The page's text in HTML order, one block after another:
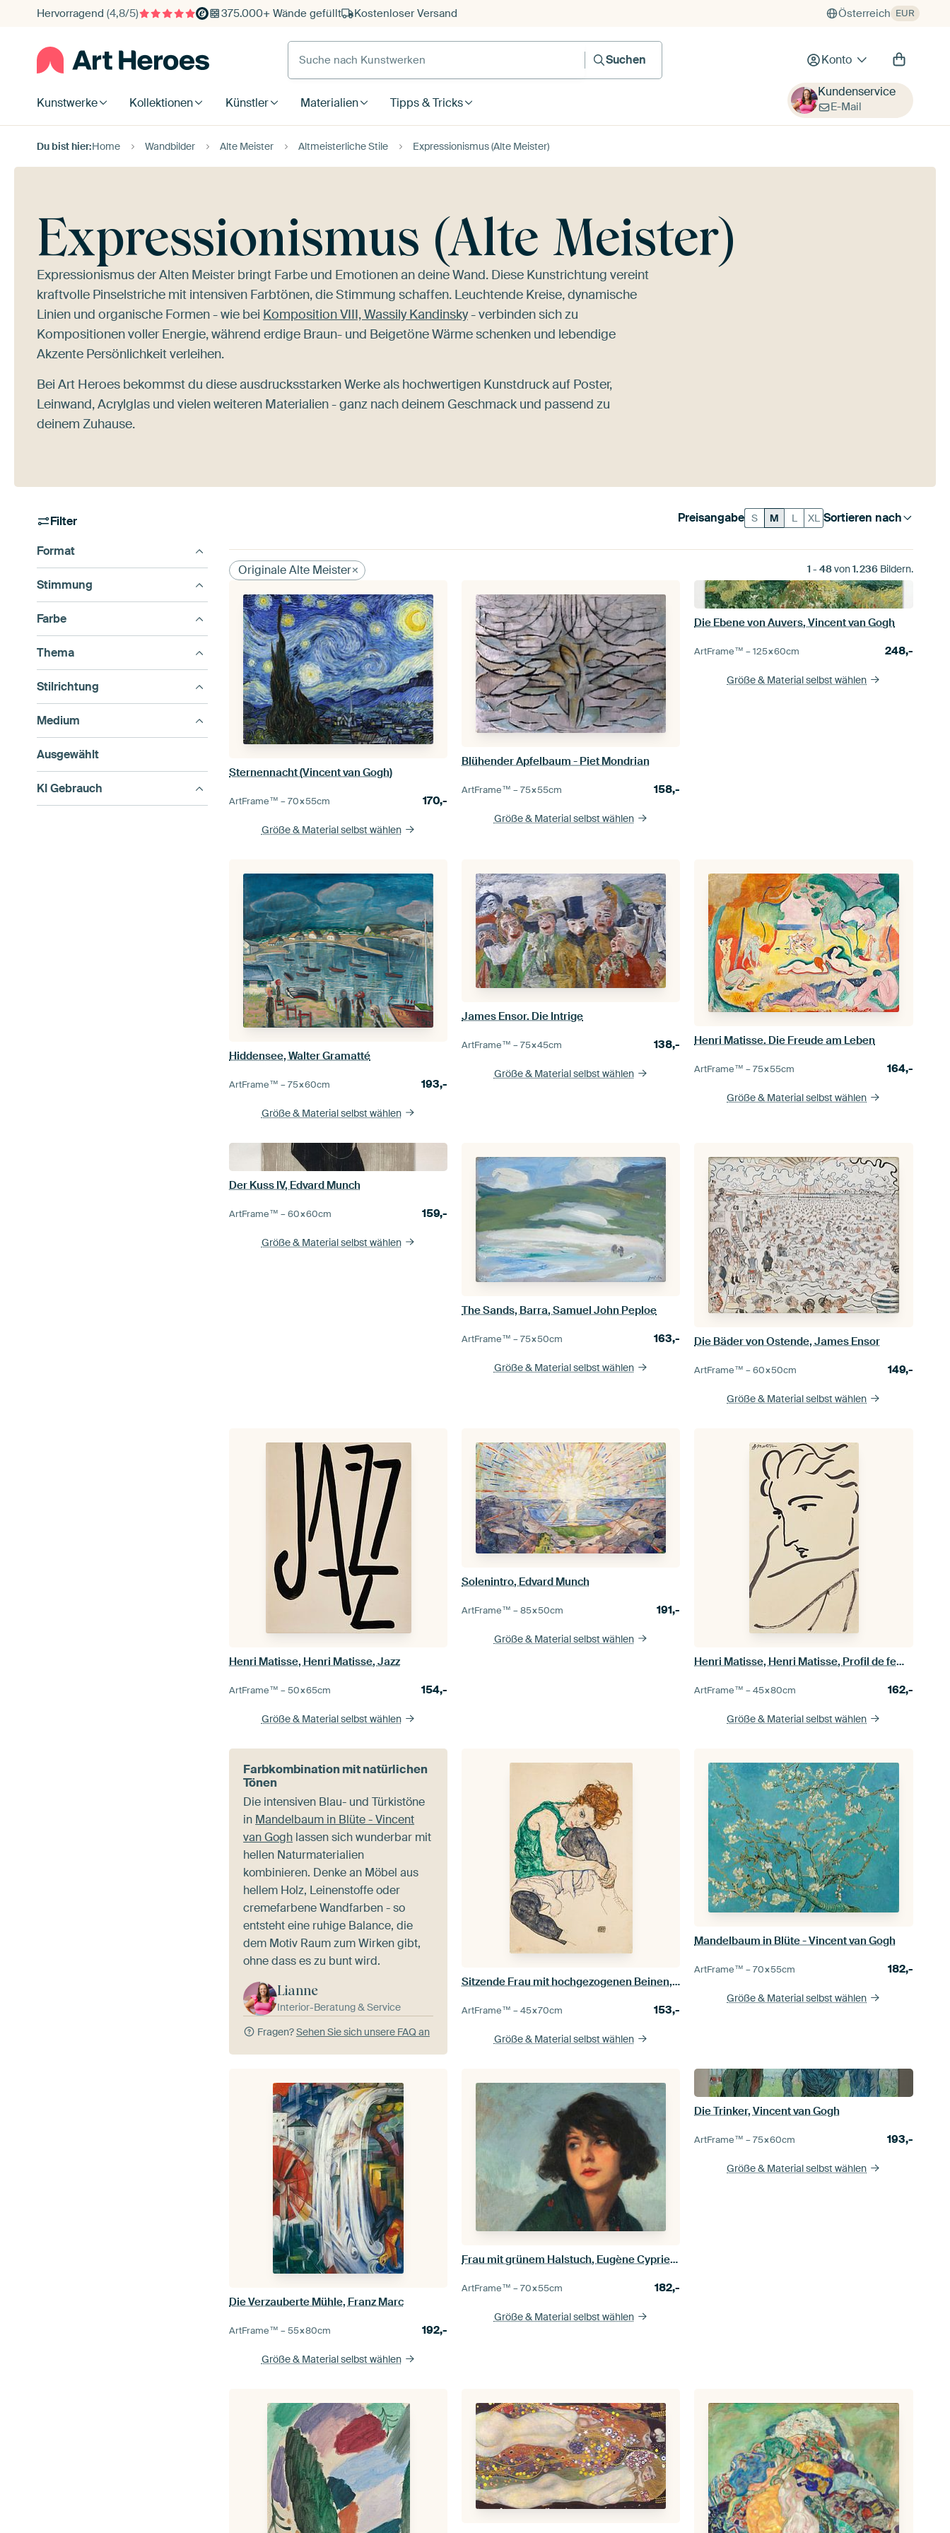
Hervorragend (4,8/5) 375.000+ Wände gefüllt Kostenloser Versand Österreich EUR
Suche nach Kunstwerken
Suchen
Konto
Kunstwerke Kollektionen Künstler Materialien Tipps & Tricks
Kundenservice
E-Mail
Du bist hier:Home Wandbilder Alte Meister Altmeisterliche Stile Expressionismus (Alte Meister)
Expressionismus (Alte Meister)
Expressionismus der Alten Meister bringt Farbe und Emotionen an deine Wand. Diese Kunstrichtung vereint
kraftvolle Pinselstriche mit intensiven Farbtönen, die Stimmung schaffen. Leuchtende Kreise, dynamische
Linien und organische Formen - wie bei Komposition VIII, Wassily Kandinsky- verbinden sich zu
Kompositionen voller Energie, während erdige Braun- und Beigetöne Wärme schenken und lebendige
Akzente Persönlichkeit verleihen.
Bei Art Heroes bekommst du diese ausdrucksstarken Werke als hochwertigen Kunstdruck auf Poster,
Leinwand, Acrylglas und vielen weiteren Materialien - ganz nach deinem Geschmack und passend zu
deinem Zuhause.
Filter
Format
Stimmung
Farbe
Thema
Stilrichtung
Medium
Ausgewählt
KI Gebrauch
Sortieren nach
Preisangabe S M L XL
1 - 48von1.236Bildern.
Originale Alte Meister
Sternennacht (Vincent van Gogh)
ArtFrame™ –70×55cm 170,-
Größe & Material selbst wählen
Blühender Apfelbaum - Piet Mondrian
ArtFrame™ –75×55cm 158,-
Größe & Material selbst wählen
Die Ebene von Auvers, Vincent van Gogh
ArtFrame™ –125×60cm 248,-
Größe & Material selbst wählen
Hiddensee, Walter Gramatté
ArtFrame™ –75×60cm 193,-
Größe & Material selbst wählen
James Ensor. Die Intrige
ArtFrame™ –75×45cm 138,-
Größe & Material selbst wählen
Henri Matisse. Die Freude am Leben
ArtFrame™ –75×55cm 164,-
Größe & Material selbst wählen
Der Kuss IV, Edvard Munch
ArtFrame™ –60×60cm 159,-
Größe & Material selbst wählen
The Sands, Barra, Samuel John Peploe
ArtFrame™ –75×50cm 163,-
Größe & Material selbst wählen
Die Bäder von Ostende, James Ensor
ArtFrame™ –60×50cm 149,-
Größe & Material selbst wählen
Henri Matisse, Henri Matisse, Jazz
ArtFrame™ –50×65cm 154,-
Größe & Material selbst wählen
Solenintro, Edvard Munch
ArtFrame™ –85×50cm 191,-
Größe & Material selbst wählen
Henri Matisse, Henri Matisse, Profil de femme
ArtFrame™ –45×80cm 162,-
Größe & Material selbst wählen
Farbkombination mit natürlichen
Tönen
Die intensiven Blau- und Türkistöne
in Mandelbaum in Blüte - Vincent
van Gogh lassen sich wunderbar mit
hellen Naturmaterialien
kombinieren. Denke an Möbel aus
hellem Holz, Leinenstoffe oder
cremefarbene Wandfarben - so
entsteht eine ruhige Balance, die
dem Motiv Raum zum Wirken gibt,
ohne dass es zu bunt wird.
Lianne
Interior-Beratung & Service
Fragen?Sehen Sie sich unsere FAQ an
Sitzende Frau mit hochgezogenen Beinen, Egon Schiele
ArtFrame™ –45×70cm 153,-
Größe & Material selbst wählen
Mandelbaum in Blüte - Vincent van Gogh
ArtFrame™ –70×55cm 182,-
Größe & Material selbst wählen
Die Verzauberte Mühle, Franz Marc
ArtFrame™ –55×80cm 192,-
Größe & Material selbst wählen
Frau mit grünem Halstuch, Eugène Cyprien Boulet (Ausschnitt)
ArtFrame™ –70×55cm 182,-
Größe & Material selbst wählen
Die Trinker, Vincent van Gogh
ArtFrame™ –75×60cm 193,-
Größe & Material selbst wählen